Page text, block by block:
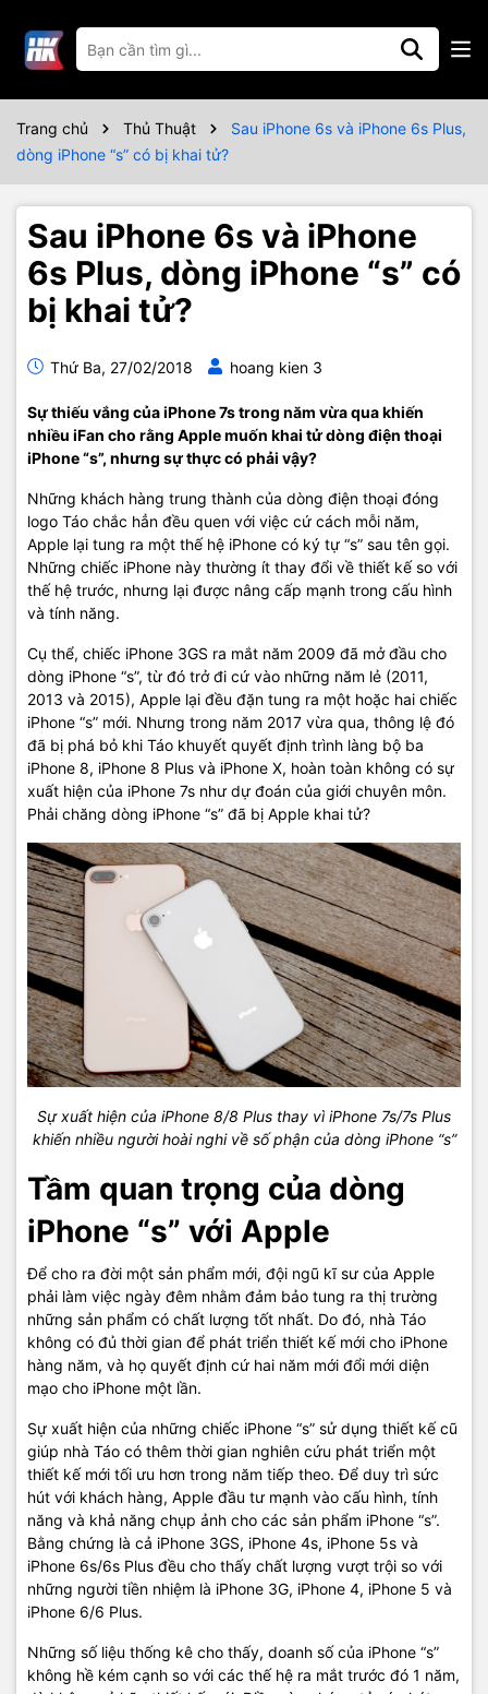
Trang chủ Thủ Thuật
Sau iPhone 6s và iPhone 6s Plus,
dòng iPhone “s” có bị khai tử?
Sau iPhone 6s và iPhone
6s Plus, dòng iPhone “s” có
bị khai tử?
Thứ Ba, 27/02/2018 hoang kien 3
Sự thiếu vắng của iPhone 7s trong năm vừa qua khiến
nhiều iFan cho rằng Apple muốn khai tử dòng điện thoại
iPhone “s”, nhưng sự thực có phải vậy?
Những khách hàng trung thành của dòng điện thoại đóng
logo Táo chắc hẳn đều quen với việc cứ cách mỗi năm,
Apple lại tung ra một thế hệ iPhone có ký tự “s” sau tên gọi.
Những chiếc iPhone này thường ít thay đổi về thiết kế so với
thế hệ trước, nhưng lại được nâng cấp mạnh trong cấu hình
và tính năng.
Cụ thể, chiếc iPhone 3GS ra mắt năm 2009 đã mở đầu cho
dòng iPhone “s”, từ đó trở đi cứ vào những năm lẻ (2011,
2013 và 2015), Apple lại đều đặn tung ra một hoặc hai chiếc
iPhone “s” mới. Nhưng trong năm 2017 vừa qua, thông lệ đó
đã bị phá bỏ khi Táo khuyết quyết định trình làng bộ ba
iPhone 8, iPhone 8 Plus và iPhone X, hoàn toàn không có sự
xuất hiện của iPhone 7s như dự đoán của giới chuyên môn.
Phải chăng dòng iPhone “s” đã bị Apple khai tử?
Sự xuất hiện của iPhone 8/8 Plus thay vì iPhone 7s/7s Plus
khiến nhiều người hoài nghi về số phận của dòng iPhone “s”
Tầm quan trọng của dòng
iPhone “s” với Apple
Để cho ra đời một sản phẩm mới, đội ngũ kĩ sư của Apple
phải làm việc ngày đêm nhằm đảm bảo tung ra thị trường
những sản phẩm có chất lượng tốt nhất. Do đó, nhà Táo
không có đủ thời gian để phát triển thiết kế mới cho iPhone
hàng năm, và họ quyết định cứ hai năm mới đổi mới diện
mạo cho iPhone một lần.
Sự xuất hiện của những chiếc iPhone “s” sử dụng thiết kế cũ
giúp nhà Táo có thêm thời gian nghiên cứu phát triển một
thiết kế mới tối ưu hơn trong năm tiếp theo. Để duy trì sức
hút với khách hàng, Apple đầu tư mạnh vào cấu hình, tính
năng và khả năng chụp ảnh cho các sản phẩm iPhone “s”.
Bằng chứng là cả iPhone 3GS, iPhone 4s, iPhone 5s và
iPhone 6s/6s Plus đều cho thấy chất lượng vượt trội so với
những người tiền nhiệm là iPhone 3G, iPhone 4, iPhone 5 và
iPhone 6/6 Plus.
Những số liệu thống kê cho thấy, doanh số của iPhone “s”
không hề kém cạnh so với các thế hệ ra mắt trước đó 1 năm,